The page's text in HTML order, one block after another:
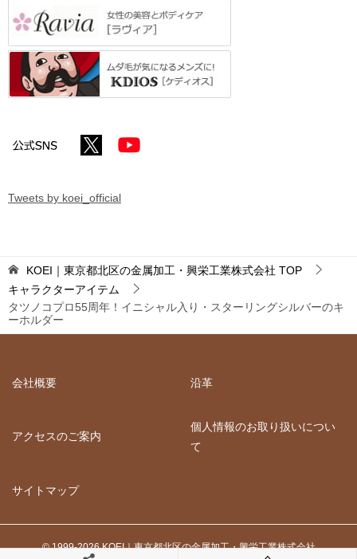
Tweets by koei_official
KOEI｜東京都北区の金属加工・興栄工業株式会社 TOP
キャラクターアイテム
タツノコプロ55周年！イニシャル入り・スターリングシルバーのキ
ーホルダー
会社概要 沿革
アクセスのご案内
個人情報のお取り扱いについ
て
サイトマップ
© 1999-2026 KOEI｜東京都北区の金属加工・興栄工業株式会社